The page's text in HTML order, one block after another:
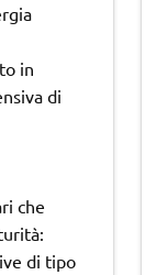
in
di
che
di tipo